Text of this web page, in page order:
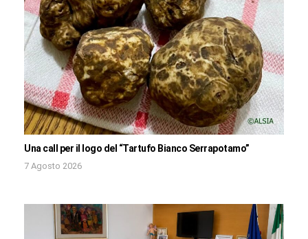
Una call per il logo del “Tartufo Bianco Serrapotamo”
7 Agosto 2026